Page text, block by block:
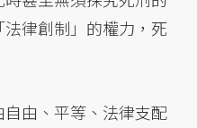
律創制」的權力，死
由、平等、法律支配